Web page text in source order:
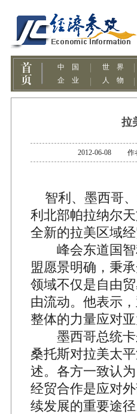
拉
2012-06-08 作
智利、墨西哥、
利北部帕拉纳尔
全新的拉美区域
峰会东道国智
盟愿景明确，秉
领域不仅是自由
由流动。他表示
整体的力量应对
墨西哥总统卡
桑托斯对拉美太
述。各方一致认
经贸合作是应对
续发展的重要途径